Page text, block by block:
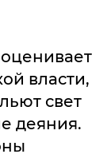
власти,
свет
деяния.